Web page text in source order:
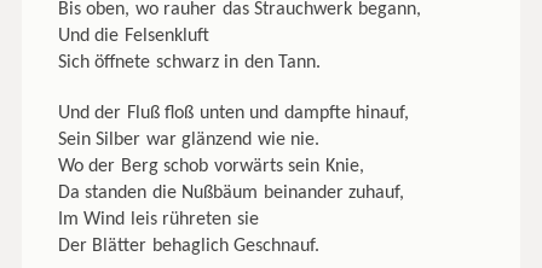
Bis oben, wo rauher das Strauchwerk begann,
Und die Felsenkluft
Sich öffnete schwarz in den Tann.
Und der Fluß floß unten und dampfte hinauf,
Sein Silber war glänzend wie nie.
Wo der Berg schob vorwärts sein Knie,
Da standen die Nußbäum beinander zuhauf,
Im Wind leis rühreten sie
Der Blätter behaglich Geschnauf.